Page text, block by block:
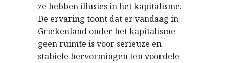
ze hebben illusies in het kapitalisme.
De ervaring toont dat er vandaag in
Griekenland onder het kapitalisme
geen ruimte is voor serieuze en
stabiele hervormingen ten voordele